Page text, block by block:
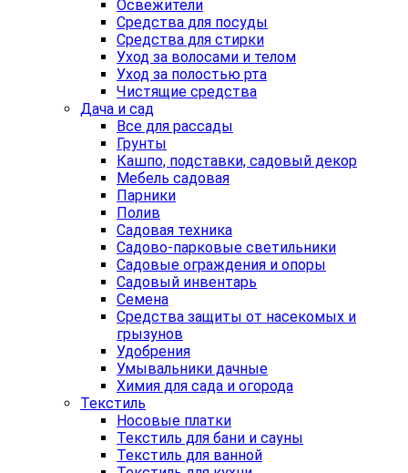
Освежители
Средства для посуды
Средства для стирки
Уход за волосами и телом
Уход за полостью рта
Чистящие средства
Дача и сад
Все для рассады
Грунты
Кашпо, подставки, садовый декор
Мебель садовая
Парники
Полив
Садовая техника
Садово-парковые светильники
Садовые ограждения и опоры
Садовый инвентарь
Семена
Средства защиты от насекомых и
грызунов
Удобрения
Умывальники дачные
Химия для сада и огорода
Текстиль
Носовые платки
Текстиль для бани и сауны
Текстиль для ванной